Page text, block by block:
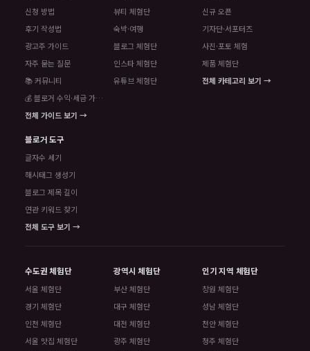
신청 방법
후기 작성법
광고주 가이드
자주 묻는 질문
📚 커뮤니티
💰 블로거 수익·세금 가이드
전체 가이드 보기 →
뷰티 체험단
숙박·여행
블로그 체험단
인스타 체험단
유튜브 체험단
신규 오픈
기자단·서포터즈
사진·포토 체험
제품 체험단
전체 카테고리 보기 →
블로거 도구
글자수 세기
해시태그 생성기
블로그 제목 길이
연관 키워드 찾기
전체 도구 보기 →
수도권 체험단
서울 체험단
경기 체험단
인천 체험단
서울 맛집 체험단
광역시 체험단
부산 체험단
대구 체험단
대전 체험단
광주 체험단
인기 지역 체험단
창원 체험단
성남 체험단
천안 체험단
청주 체험단